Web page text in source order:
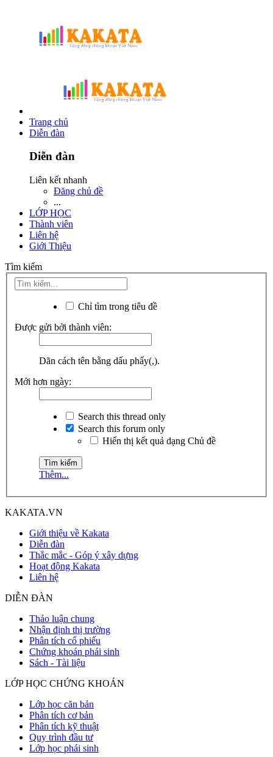
Trang chủ
Diễn đàn
Diễn đàn
Liên kết nhanh
Đăng chủ đề
...
LỚP HỌC
Thành viên
Liên hệ
Giới Thiệu
Tìm kiếm
Chỉ tìm trong tiêu đề
Được gửi bởi thành viên:
Dãn cách tên bằng dấu phẩy(,).
Mới hơn ngày:
Search this thread only
Search this forum only
Hiển thị kết quả dạng Chủ đề
Thêm...
KAKATA.VN
Giới thiệu về Kakata
Diễn đàn
Thắc mắc - Góp ý xây dựng
Hoạt động Kakata
Liên hệ
DIỄN ĐÀN
Thảo luận chung
Nhận định thị trường
Phân tích cổ phiếu
Chứng khoán phái sinh
Sách - Tài liệu
LỚP HỌC CHỨNG KHOÁN
Lớp học căn bản
Phân tích cơ bản
Phân tích kỹ thuật
Quy trình đầu tư
Lớp học phái sinh